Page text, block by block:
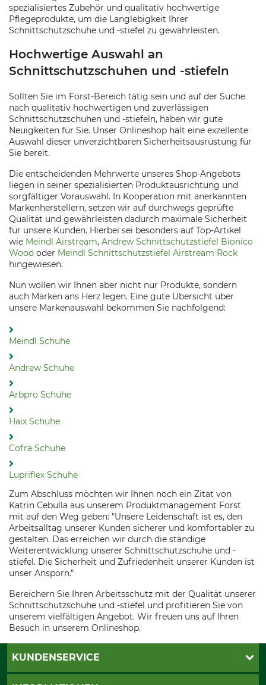
spezialisiertes Zubehör und qualitativ hochwertige
Pflegeprodukte, um die Langlebigkeit Ihrer
Schnittschutzschuhe und -stiefel zu gewährleisten.
Hochwertige Auswahl an
Schnittschutzschuhen und -stiefeln
Sollten Sie im Forst-Bereich tätig sein und auf der Suche
nach qualitativ hochwertigen und zuverlässigen
Schnittschutzschuhen und -stiefeln, haben wir gute
Neuigkeiten für Sie. Unser Onlineshop hält eine exzellente
Auswahl dieser unverzichtbaren Sicherheitsausrüstung für
Sie bereit.
Die entscheidenden Mehrwerte unseres Shop-Angebots
liegen in seiner spezialisierten Produktausrichtung und
sorgfältiger Vorauswahl. In Kooperation mit anerkannten
Markenherstellern, setzen wir auf durchwegs geprüfte
Qualität und gewährleisten dadurch maximale Sicherheit
für unsere Kunden. Hierbei sei besonders auf Top-Artikel
wie Meindl Airstream, Andrew Schnittschutzstiefel Bionico
Wood oder Meindl Schnittschutzstiefel Airstream Rock
hingewiesen.
Nun wollen wir Ihnen aber nicht nur Produkte, sondern
auch Marken ans Herz legen. Eine gute Übersicht über
unsere Markenauswahl bekommen Sie nachfolgend:
Meindl Schuhe
Andrew Schuhe
Arbpro Schuhe
Haix Schuhe
Cofra Schuhe
Lupriflex Schuhe
Zum Abschluss möchten wir Ihnen noch ein Zitat von
Katrin Cebulla aus unserem Produktmanagement Forst
mit auf den Weg geben: "Unsere Leidenschaft ist es, den
Arbeitsalltag unserer Kunden sicherer und komfortabler zu
gestalten. Das erreichen wir durch die ständige
Weiterentwicklung unserer Schnittschutzschuhe und -
stiefel. Die Sicherheit und Zufriedenheit unserer Kunden ist
unser Ansporn."
Bereichern Sie Ihren Arbeitsschutz mit der Qualität unserer
Schnittschutzschuhe und -stiefel und profitieren Sie von
unserem vielfältigen Angebot. Wir freuen uns auf Ihren
Besuch in unserem Onlineshop.
KUNDENSERVICE